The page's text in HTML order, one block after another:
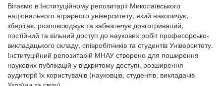
Вітаємо в Інституційному репозитарії Миколаївського
національного аграрного університету, який накопичує,
зберігає, розповсюджує та забезпечує довготривалий,
постійний та вільний доступ до наукових робіт професорсько-
викладацького складу, співробітників та студентів Університету.
Інституційний репозитарій МНАУ створено для поширення
наукових публікацій у відкритому доступі, розширення
аудиторії їх користувачів (науковців, студентів, викладачів